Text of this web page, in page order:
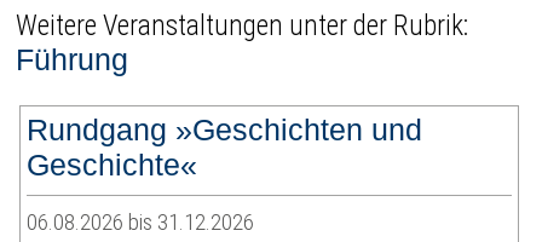
Weitere Veranstaltungen unter der Rubrik:
Führung
Rundgang »Geschichten und
Geschichte«
06.08.2026 bis 31.12.2026